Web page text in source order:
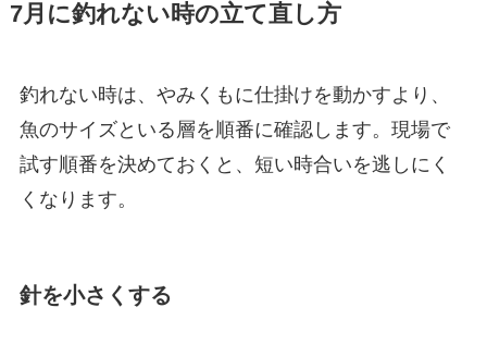
7月に釣れない時の立て直し方
釣れない時は、やみくもに仕掛けを動かすより、
魚のサイズといる層を順番に確認します。現場で
試す順番を決めておくと、短い時合いを逃しにく
くなります。
針を小さくする